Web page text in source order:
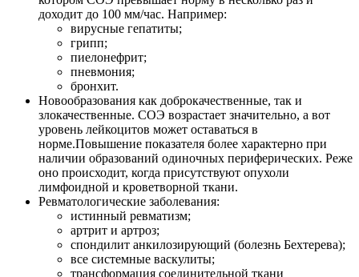
доходит до 100 мм/час. Например:
вирусные гепатиты;
грипп;
пиелонефрит;
пневмония;
бронхит.
Новообразования как доброкачественные, так и
злокачественные. СОЭ возрастает значительно, а вот
уровень лейкоцитов может оставаться в
норме.Повышение показателя более характерно при
наличии образований одиночных периферических. Реже
оно происходит, когда присутствуют опухоли
лимфоидной и кроветворной ткани.
Ревматологические заболевания:
истинный ревматизм;
артрит и артроз;
спондилит анкилозирующий (болезнь Бехтерева);
все системные васкулиты;
трансформация соединительной ткани